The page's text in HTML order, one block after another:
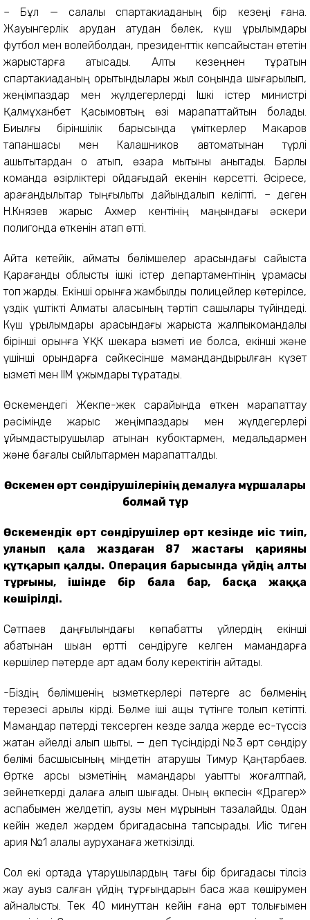
– Бұл — салалық спартакиаданың бір кезеңі ғана.
Жауынгерлік қарудан атудан бөлек, күш құрылымдары
футбол мен волейболдан, президенттік көпсайыстан өтетін
жарыстарға қатысады. Алты кезеңнен тұратын
спартакиаданың қорытындылары жыл соңында шығарылып,
жеңімпаздар мен жүлдегерлерді Ішкі істер министрі
Қалмұханбет Қасымовтың өзі марапаттайтын болады.
Биылғы біріншілік барысында үміткерлер Макаров
тапаншасы мен Калашников автоматынан түрлі
қашықтықтардан оқ атып, өзара мықтыны анықтады. Барлық
команда әзірліктері ойдағыдай екенін көрсетті. Әсіресе,
қарағандылықтар тыңғылықты дайындалып келіпті, – деген
Н.Князев жарыс Ахмер кентінің маңындағы әскери
полигонда өткенін атап өтті.
Айта кетейік, аймақтық бөлімшелер арасындағы сайыста
Қарағанды облыстық ішкі істер департаментінің құрамасы
топ жарды. Екінші орынға жамбылдық полицейлер көтерілсе,
үздік үштікті Алматы қаласының тәртіп сақшылары түйіндеді.
Күш құрылымдары арасындағы жарыста жалпыкомандалық
бірінші орынға ҰҚК шекара қызметі ие болса, екінші және
үшінші орындарға сәйкесінше мамандандырылған күзет
қызметі мен ІІМ ұжымдары тұрақтады.
Өскемендегі Жекпе-жек сарайында өткен марапаттау
рәсімінде жарыс жеңімпаздары мен жүлдегерлері
ұйымдастырушылар атынан кубоктармен, медальдармен
және бағалы сыйлықтармен марапатталды.
Өскемен өрт сөндірушілерінің демалуға мұршалары
болмай тұр
Өскемендік өрт сөндірушілер өрт кезінде иіс тиіп,
уланып қала жаздаған 87 жастағы қарияны
құтқарып қалды. Операция барысында үйдің алты
тұрғыны, ішінде бір бала бар, басқа жаққа
көшірілді.
Сәтпаев даңғылындағы көпқабатты үйлердің екінші
қабатынан шыққан өртті сөндіруге келген мамандарға
көршілер пәтерде қарт адам болу керектігін айтады.
-Біздің бөлімшенің қызметкерлері пәтерге ас бөлменің
терезесі арқылы кірді. Бөлме іші ащы түтінге толып кетіпті.
Мамандар пәтерді тексерген кезде залда жерде ес-түссіз
жатқан әйелді алып шықты, — деп түсіндірді №3 өрт сөндіру
бөлімі басшысының міндетін атқарушы Тимур Қаңтарбаев.
Өртке қарсы қызметінің мамандары уақытты жоғалтпай,
зейнеткерді далаға алып шығады. Оның өкпесін «Драгер»
аспабымен желдетіп, аузы мен мұрынын тазалайды. Одан
кейін жедел жәрдем бригадасына тапсырады. Иіс тиген
қария №1 қалалық ауруханаға жеткізілді.
Сол екі ортада құтқарушылардың тағы бір бригадасы тілсіз
жау ауыз салған үйдің тұрғындарын басқа жаққа көшірумен
айналысты. Тек 40 минуттан кейін ғана өрт толығымен